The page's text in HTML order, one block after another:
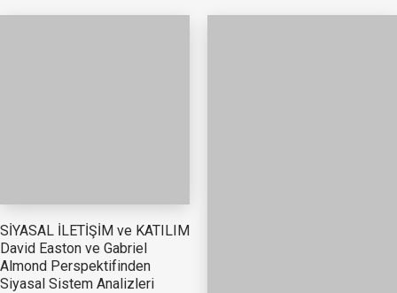
SİYASAL İLETİŞİM ve KATILIM
David Easton ve Gabriel
Almond Perspektifinden
Siyasal Sistem Analizleri